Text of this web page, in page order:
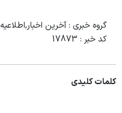
بخش های درمانی
اتاق عمل
گروه خبری : آخرین اخبار,اطلاعیه
کد خبر : 17873
کلمات کلیدی